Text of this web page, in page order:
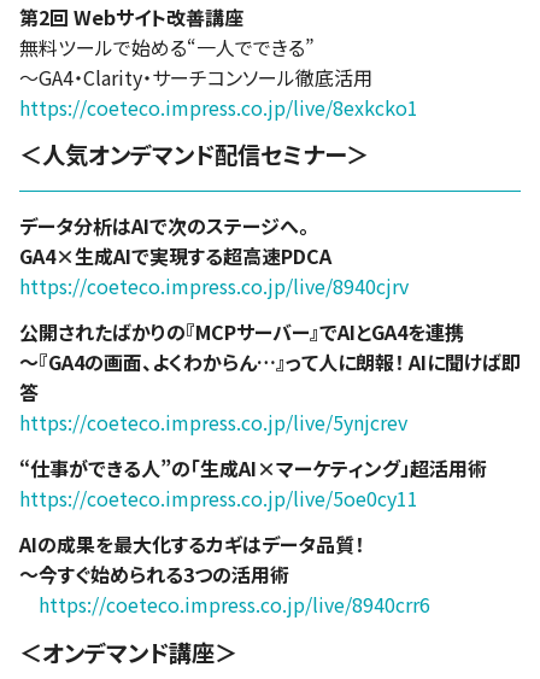
第2回 Webサイト改善講座
無料ツールで始める“一人でできる”
～GA4・Clarity・サーチコンソール徹底活用
https://coeteco.impress.co.jp/live/8exkcko1
＜人気オンデマンド配信セミナー＞
データ分析はAIで次のステージへ。
GA4×生成AIで実現する超高速PDCA
https://coeteco.impress.co.jp/live/8940cjrv
公開されたばかりの『MCPサーバー』でAIとGA4を連携
～『GA4の画面、よくわからん…』って人に朗報！ AIに聞けば即
答
https://coeteco.impress.co.jp/live/5ynjcrev
“仕事ができる人”の「生成AI×マーケティング」超活用術
https://coeteco.impress.co.jp/live/5oe0cy11
AIの成果を最大化するカギはデータ品質！
～今すぐ始められる3つの活用術
https://coeteco.impress.co.jp/live/8940crr6
＜オンデマンド講座＞